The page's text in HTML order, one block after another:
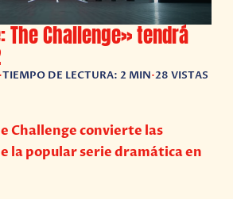
The Challenge» tendrá
•TIEMPO DE LECTURA: 2 MIN•28 VISTAS
Challenge convierte las
la popular serie dramática en